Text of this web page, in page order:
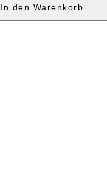
In den Warenkorb